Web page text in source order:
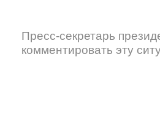
Пресс-секретарь
комментировать эту